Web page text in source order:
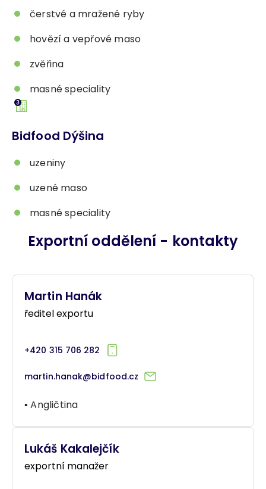
čerstvé a mražené ryby
hovězí a vepřové maso
zvěřina
masné speciality
Bidfood Dýšina
uzeniny
uzené maso
masné speciality
Exportní oddělení - kontakty
Martin Hanák
ředitel exportu
+420 315 706 282
martin.hanak@bidfood.cz
▪ Angličtina
Lukáš Kakalejčík
exportní manažer